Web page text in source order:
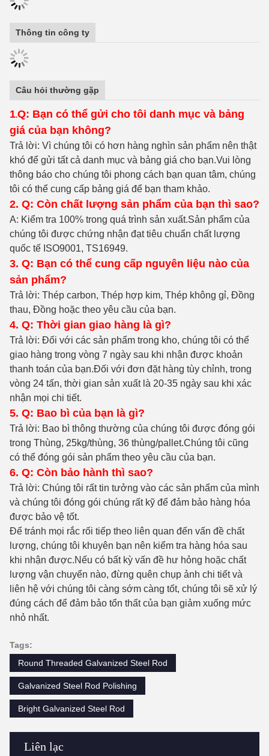
Liên lạc
Thông tin công ty
Câu hỏi thường gặp
1.Q: Bạn có thể gửi cho tôi danh mục và bảng
giá của bạn không?
Trả lời: Vì chúng tôi có hơn hàng nghìn sản phẩm nên thật
khó để gửi tất cả danh mục và bảng giá cho bạn.Vui lòng
thông báo cho chúng tôi phong cách bạn quan tâm, chúng
tôi có thể cung cấp bảng giá để bạn tham khảo.
2. Q: Còn chất lượng sản phẩm của bạn thì sao?
A: Kiểm tra 100% trong quá trình sản xuất.Sản phẩm của
chúng tôi được chứng nhận đạt tiêu chuẩn chất lượng
quốc tế ISO9001, TS16949.
3. Q: Bạn có thể cung cấp nguyên liệu nào của
sản phẩm?
Trả lời: Thép carbon, Thép hợp kim, Thép không gỉ, Đồng
thau, Đồng hoặc theo yêu cầu của bạn.
4. Q: Thời gian giao hàng là gì?
Trả lời: Đối với các sản phẩm trong kho, chúng tôi có thể
giao hàng trong vòng 7 ngày sau khi nhận được khoản
thanh toán của bạn.Đối với đơn đặt hàng tùy chỉnh, trong
vòng 24 tấn, thời gian sản xuất là 20-35 ngày sau khi xác
nhận mọi chi tiết.
5. Q: Bao bì của bạn là gì?
Trả lời: Bao bì thông thường của chúng tôi được đóng gói
trong Thùng, 25kg/thùng, 36 thùng/pallet.Chúng tôi cũng
có thể đóng gói sản phẩm theo yêu cầu của bạn.
6. Q: Còn bảo hành thì sao?
Trả lời: Chúng tôi rất tin tưởng vào các sản phẩm của mình
và chúng tôi đóng gói chúng rất kỹ để đảm bảo hàng hóa
được bảo vệ tốt.
Để tránh mọi rắc rối tiếp theo liên quan đến vấn đề chất
lượng, chúng tôi khuyên bạn nên kiểm tra hàng hóa sau
khi nhận được.Nếu có bất kỳ vấn đề hư hỏng hoặc chất
lượng vận chuyển nào, đừng quên chụp ảnh chi tiết và
liên hệ với chúng tôi càng sớm càng tốt, chúng tôi sẽ xử lý
đúng cách để đảm bảo tổn thất của bạn giảm xuống mức
nhỏ nhất.
Tags:
Round Threaded Galvanized Steel Rod
Galvanized Steel Rod Polishing
Bright Galvanized Steel Rod